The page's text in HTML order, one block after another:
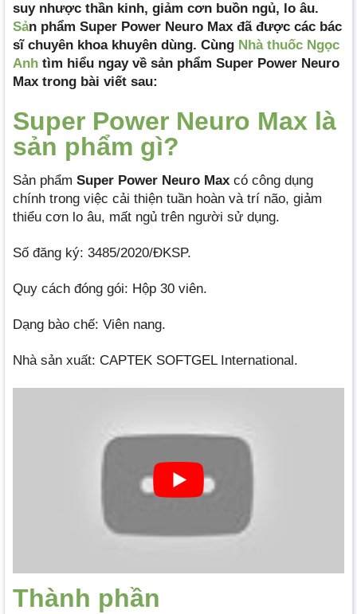
suy nhược thần kinh, giảm cơn buồn ngủ, lo âu.
Sản phẩm Super Power Neuro Max đã được các bác
sĩ chuyên khoa khuyên dùng. Cùng Nhà thuốc Ngọc
Anh tìm hiểu ngay về sản phẩm Super Power Neuro
Max trong bài viết sau:
Super Power Neuro Max là
sản phẩm gì?
Sản phẩm Super Power Neuro Max có công dụng
chính trong việc cải thiện tuần hoàn và trí não, giảm
thiểu cơn lo âu, mất ngủ trên người sử dụng.
Số đăng ký: 3485/2020/ĐKSP.
Quy cách đóng gói: Hộp 30 viên.
Dạng bào chế: Viên nang.
Nhà sản xuất: CAPTEK SOFTGEL International.
Thành phần